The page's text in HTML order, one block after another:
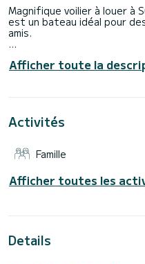
Magnifique voilier à louer à
est un bateau idéal pour
amis.
d'une capacité de 11
de 16 mètres, il sera votre
Sukošan
Ce Cruiser 51 est équipé de
d'un génois sur enrouleur. Il
Douche de pont, Panneau
de bain.
sur le bouton « Demander
Afficher toute la
Activités
Famille
Afficher toutes les
Details